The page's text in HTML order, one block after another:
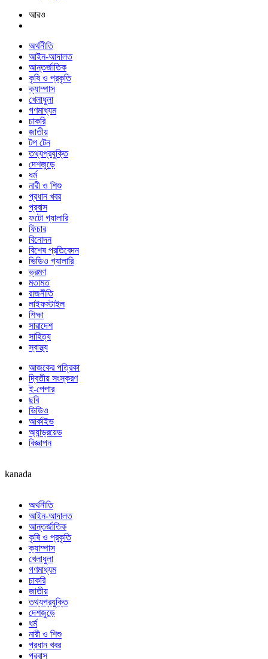
আরও
অর্থনীতি
আইন-আদালত
আন্তর্জাতিক
কৃষি ও প্রকৃতি
ক্যাম্পাস
খেলাধুলা
গণমাধ্যম
চাকরি
জাতীয়
টপ টেন
তথ্যপ্রযুক্তি
দেশজুড়ে
ধর্ম
নারী ও শিশু
প্রধান খবর
প্রবাস
ফটো গ্যালারি
ফিচার
বিনোদন
বিশেষ প্রতিবেদন
ভিডিও গ্যালারি
ভ্রমণ
মতামত
রাজনীতি
লাইফস্টাইল
শিক্ষা
সারাদেশ
সাহিত্য
স্বাস্থ্য
আজকের পত্রিকা
দ্বিতীয় সংস্করণ
ই-পেপার
ছবি
ভিডিও
আর্কাইভ
অ্যান্ড্রয়েড
বিজ্ঞাপন
kanada
অর্থনীতি
আইন-আদালত
আন্তর্জাতিক
কৃষি ও প্রকৃতি
ক্যাম্পাস
খেলাধুলা
গণমাধ্যম
চাকরি
জাতীয়
তথ্যপ্রযুক্তি
দেশজুড়ে
ধর্ম
নারী ও শিশু
প্রধান খবর
প্রবাস